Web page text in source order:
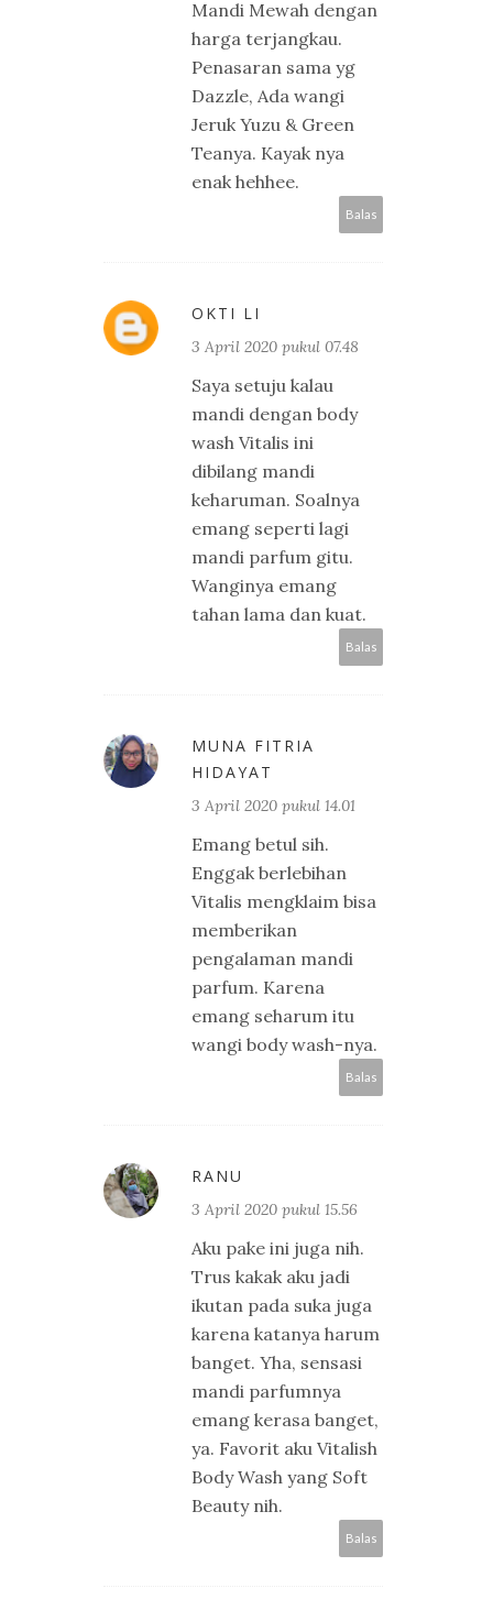
Mandi Mewah dengan
harga terjangkau.
Penasaran sama yg
Dazzle, Ada wangi
Jeruk Yuzu & Green
Teanya. Kayak nya
enak hehhee.
Balas
OKTI LI
3 April 2020 pukul 07.48
Saya setuju kalau
mandi dengan body
wash Vitalis ini
dibilang mandi
keharuman. Soalnya
emang seperti lagi
mandi parfum gitu.
Wanginya emang
tahan lama dan kuat.
Balas
MUNA FITRIA
HIDAYAT
3 April 2020 pukul 14.01
Emang betul sih.
Enggak berlebihan
Vitalis mengklaim bisa
memberikan
pengalaman mandi
parfum. Karena
emang seharum itu
wangi body wash-nya.
Balas
RANU
3 April 2020 pukul 15.56
Aku pake ini juga nih.
Trus kakak aku jadi
ikutan pada suka juga
karena katanya harum
banget. Yha, sensasi
mandi parfumnya
emang kerasa banget,
ya. Favorit aku Vitalish
Body Wash yang Soft
Beauty nih.
Balas